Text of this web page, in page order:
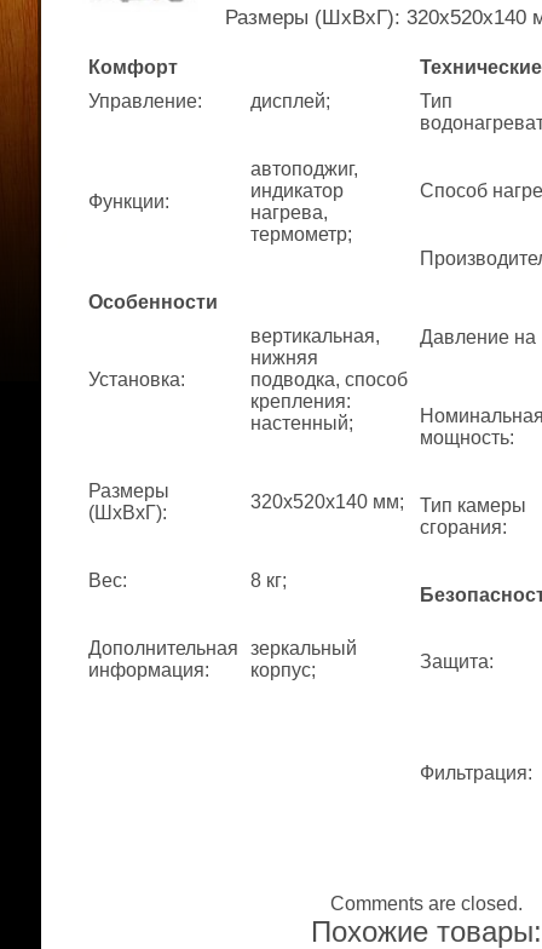
Размеры (ШхВхГ): 320x520x140
Комфорт
Управление: дисплей;
Функции:
автоподжиг,
индикатор
нагрева,
термометр;
Особенности
Установка:
вертикальная,
нижняя
подводка, способ
крепления:
настенный;
Размеры
(ШхВхГ):
320x520x140 мм;
Вес: 8 кг;
Дополнительная
информация:
зеркальный
корпус;
Тип
Способ
Давление на
мощность:
Тип камеры
сгорания:
Защита:
Фильтрация:
Comments are closed.
Похожие товары: